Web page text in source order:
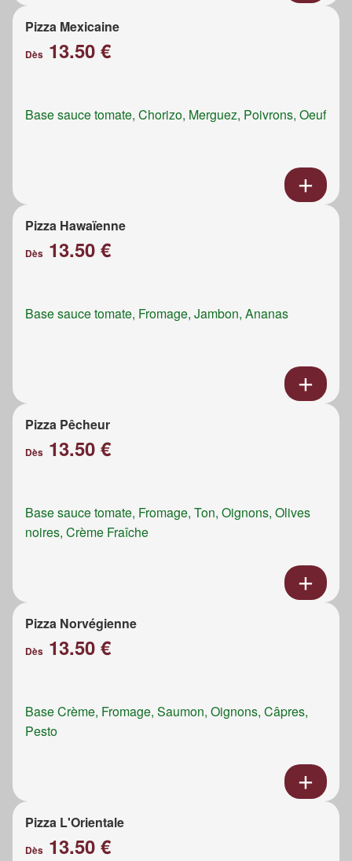
Pizza Mexicaine
Dès 13.50 €
Base sauce tomate, Chorizo, Merguez, Poivrons, Oeuf
Pizza Hawaïenne
Dès 13.50 €
Base sauce tomate, Fromage, Jambon, Ananas
Pizza Pêcheur
Dès 13.50 €
Base sauce tomate, Fromage, Ton, Oignons, Olives
noires, Crème Fraîche
Pizza Norvégienne
Dès 13.50 €
Base Crème, Fromage, Saumon, Oignons, Câpres,
Pesto
Pizza L'Orientale
Dès 13.50 €